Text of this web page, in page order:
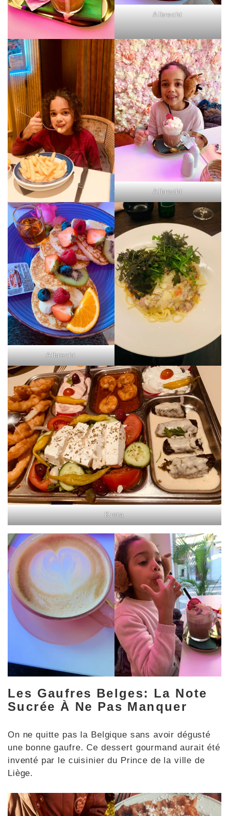
Albrecht
Albrecht
Albrecht
Kreta
Les Gaufres Belges: La Note
Sucrée À Ne Pas Manquer
On ne quitte pas la Belgique sans avoir dégusté
une bonne gaufre. Ce dessert gourmand aurait été
inventé par le cuisinier du Prince de la ville de
Liège.